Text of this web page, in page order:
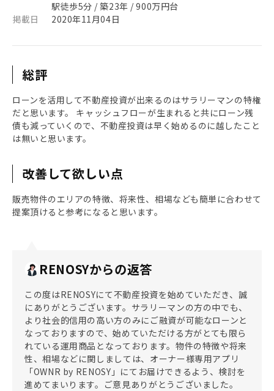
駅徒歩5分 / 築23年 / 900万円台
掲載日
2020年11月04日
総評
ローンを活用して不動産投資が出来るのはサラリーマンの特権
だと思います。 キャッシュフローが生まれると共にローン残
債も減っていくので、不動産投資は早く始めるのに越したこと
は無いと思います。
改善して欲しい点
販売物件のエリアの特徴、将来性、相場なども簡単に合わせて
提案頂けると参考になると思います。
RENOSYからの返答
この度はRENOSYにて不動産投資を始めていただき、誠
にありがとうございます。サラリーマンの方の中でも、
より社会的信用の高い方のみにご融資が可能なローンと
なっておりますので、始めていただける方がとても限ら
れている運用商品となっております。物件の特徴や将来
性、相場などに関しましては、オーナー様専用アプリ
「OWNR by RENOSY」にてお届けできるよう、検討を
進めてまいります。ご意見ありがとうございました。